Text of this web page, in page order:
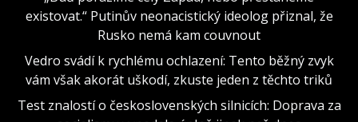
existovat.“ Putinův neonacistický ideolog přiznal, že
Rusko nemá kam couvnout
Vedro svádí k rychlému ochlazení: Tento běžný zvyk
vám však akorát uškodí, zkuste jeden z těchto triků
Test znalostí o československých silnicích: Doprava za